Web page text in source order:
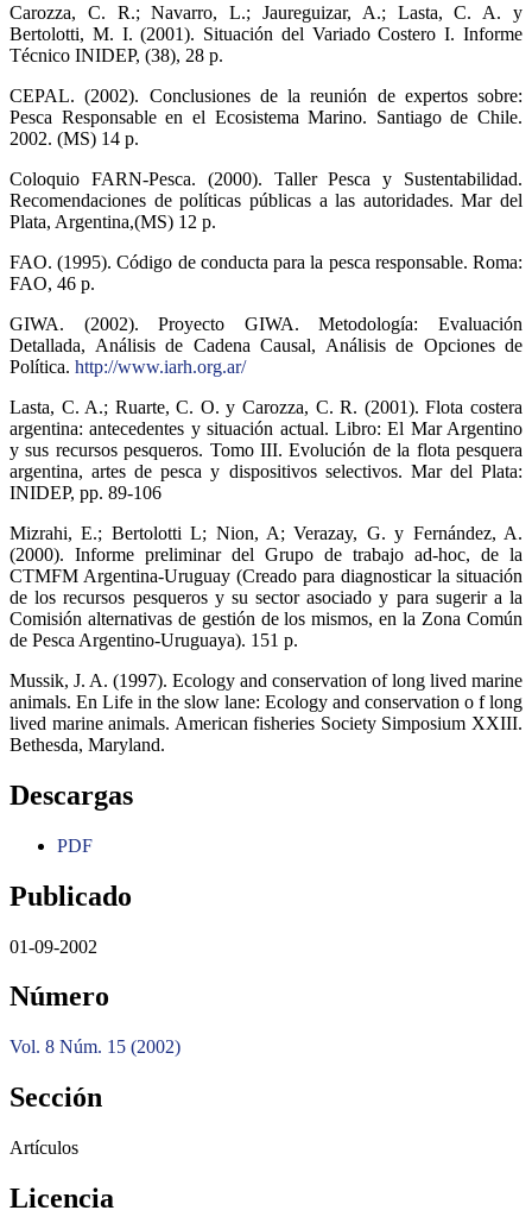
Carozza, C. R.; Navarro, L.; Jaureguizar, A.; Lasta, C. A. y
Bertolotti, M. I. (2001). Situación del Variado Costero I. Informe
Técnico INIDEP, (38), 28 p.
CEPAL. (2002). Conclusiones de la reunión de expertos sobre:
Pesca Responsable en el Ecosistema Marino. Santiago de Chile.
2002. (MS) 14 p.
Coloquio FARN-Pesca. (2000). Taller Pesca y Sustentabilidad.
Recomendaciones de políticas públicas a las autoridades. Mar del
Plata, Argentina,(MS) 12 p.
FAO. (1995). Código de conducta para la pesca responsable. Roma:
FAO, 46 p.
GIWA. (2002). Proyecto GIWA. Metodología: Evaluación
Detallada, Análisis de Cadena Causal, Análisis de Opciones de
Política. http://www.iarh.org.ar/
Lasta, C. A.; Ruarte, C. O. y Carozza, C. R. (2001). Flota costera
argentina: antecedentes y situación actual. Libro: El Mar Argentino
y sus recursos pesqueros. Tomo III. Evolución de la flota pesquera
argentina, artes de pesca y dispositivos selectivos. Mar del Plata:
INIDEP, pp. 89-106
Mizrahi, E.; Bertolotti L; Nion, A; Verazay, G. y Fernández, A.
(2000). Informe preliminar del Grupo de trabajo ad-hoc, de la
CTMFM Argentina-Uruguay (Creado para diagnosticar la situación
de los recursos pesqueros y su sector asociado y para sugerir a la
Comisión alternativas de gestión de los mismos, en la Zona Común
de Pesca Argentino-Uruguaya). 151 p.
Mussik, J. A. (1997). Ecology and conservation of long lived marine
animals. En Life in the slow lane: Ecology and conservation o f long
lived marine animals. American fisheries Society Simposium XXIII.
Bethesda, Maryland.
Descargas
PDF
Publicado
01-09-2002
Número
Vol. 8 Núm. 15 (2002)
Sección
Artículos
Licencia